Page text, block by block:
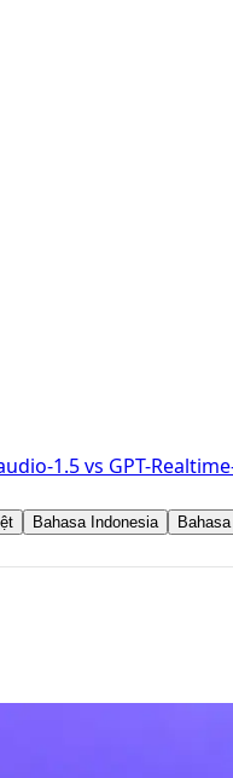
1.5vs GPT-
Bahasa Indonesia